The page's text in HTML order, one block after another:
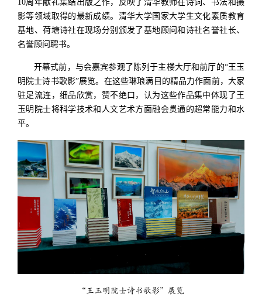
10周年献礼集结出版之作，反映了清华教师在诗词、书法和摄
影等领域取得的最新成绩。清华大学国家大学生文化素质教育
基地、荷塘诗社在现场分别颁发了基地顾问和诗社名誉社长、
名誉顾问聘书。
开幕式前，与会嘉宾参观了陈列于主楼大厅和前厅的“王玉
明院士诗书歌影”展览。在这些琳琅满目的精品力作面前，大家
驻足流连，细品欣赏，赞不绝口，认为这些作品集中体现了王
玉明院士将科学技术和人文艺术方面融会贯通的超常能力和水
平。
“王玉明院士诗书歌影”展览